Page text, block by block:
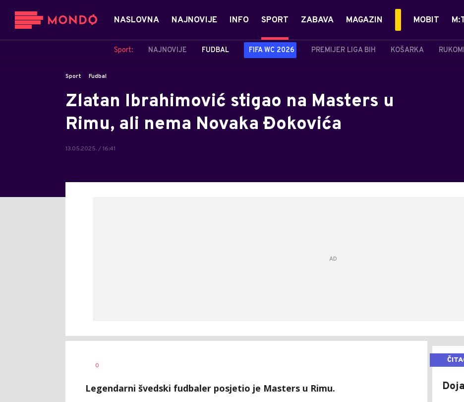
NASLOVNA NAJNOVIJE INFO SPORT
Sport: NAJNOVIJE FUDBAL FIFA WC 2026 PREMIJER LIGA BIH KOŠARKA
ZABAVA MAGAZIN MOBIT
Sport Fudbal
Zlatan Ibrahimović stigao na Masters u
Rimu, ali nema Novaka Đokovića
13.05.2025. / 16:41
AUTOR
0
Legendarni švedski fudbaler posjetio je Masters u Rimu.